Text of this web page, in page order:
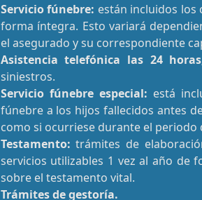
Servicio fúnebre: están incluidos los
forma íntegra. Esto variará
el asegurado y su correspondiente
Asistencia telefónica las 24
siniestros.
Servicio fúnebre especial: está
fúnebre a los hijos fallecidos antes
como si ocurriese durante el periodo
Testamento: trámites de
servicios utilizables 1 vez al año de
sobre el testamento vital.
Trámites de gestoría.